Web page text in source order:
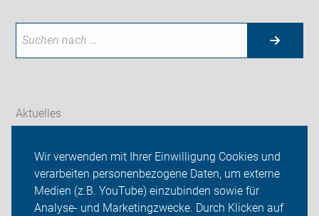
Wir verwenden mit Ihrer Einwilligung Cookies und
verarbeiten personenbezogene Daten, um externe
Medien (z.B. YouTube) einzubinden sowie für
Analyse- und Marketingzwecke. Durch Klicken auf
Aktuelles
ADFC Thüringen
Sei dabei